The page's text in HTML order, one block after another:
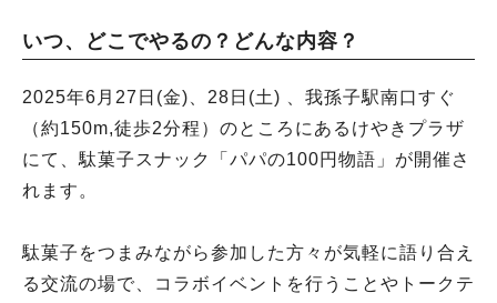
いつ、どこでやるの？どんな内容？
2025年6月27日(金)、28日(土) 、我孫子駅南口すぐ
（約150m,徒歩2分程）のところにあるけやきプラザ
にて、駄菓子スナック「パパの100円物語」が開催さ
れます。
駄菓子をつまみながら参加した方々が気軽に語り合え
る交流の場で、コラボイベントを行うことやトークテ